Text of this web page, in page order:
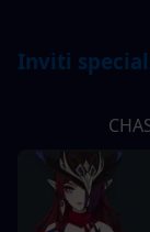
Inviti